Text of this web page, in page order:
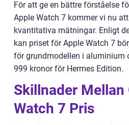
För att ge en bättre förståelse
Apple Watch 7 kommer vi nu
kvantitativa mätningar. Enligt
kan priset för Apple Watch 7
för grundmodellen i aluminium
999 kronor för Hermes Edition.
Skillnader Mellan
Watch 7 Pris